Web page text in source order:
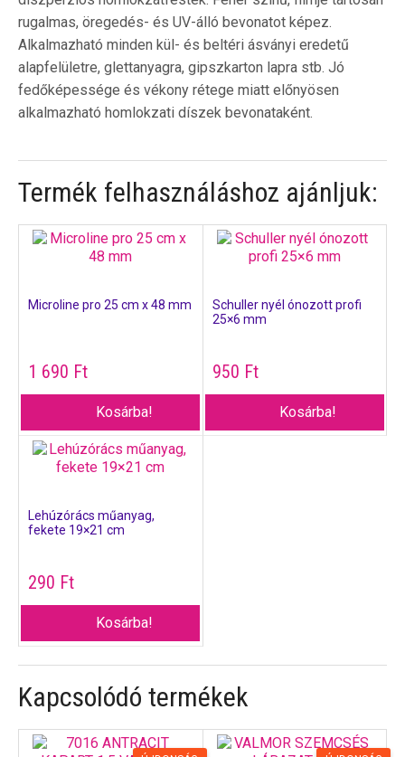
rugalmas, öregedés- és UV-álló bevonatot képez.
Alkalmazható minden kül- és beltéri ásványi eredetű
alapfelületre, glettanyagra, gipszkarton lapra stb. Jó
fedőképessége és vékony rétege miatt előnyösen
alkalmazható homlokzati díszek bevonataként.
Termék felhasználáshoz ajánljuk:
Microline pro 25 cm x 48 mm
1 690 Ft
Kosárba!
Schuller nyél ónozott profi
25×6 mm
950 Ft
Kosárba!
Lehúzórács műanyag,
fekete 19×21 cm
290 Ft
Kosárba!
Kapcsolódó termékek